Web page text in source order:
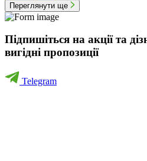
Переглянути ще
Підпишіться на акції та
вигідні пропозиції
Telegram